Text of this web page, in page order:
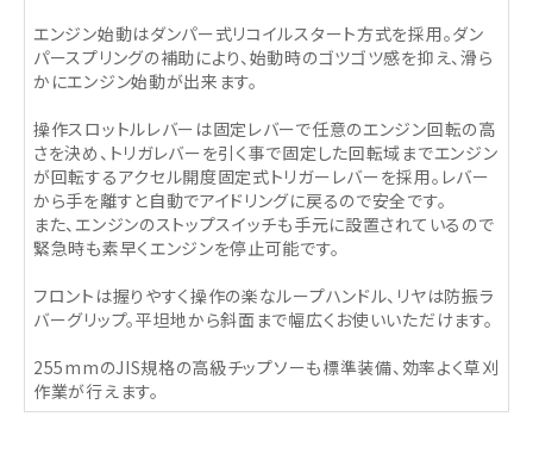
エンジン始動はダンパー式リコイルスタート方式を採用。ダン
パースプリングの補助により、始動時のゴツゴツ感を抑え、滑ら
かにエンジン始動が出来ます。
操作スロットルレバーは固定レバーで任意のエンジン回転の高
さを決め、トリガレバーを引く事で固定した回転域までエンジン
が回転するアクセル開度固定式トリガーレバーを採用。レバー
から手を離すと自動でアイドリングに戻るので安全です。
また、エンジンのストップスイッチも手元に設置されているので
緊急時も素早くエンジンを停止可能です。
フロントは握りやすく操作の楽なループハンドル、リヤは防振ラ
バーグリップ。平坦地から斜面まで幅広くお使いいただけます。
255mmのJIS規格の高級チップソーも標準装備、効率よく草刈
作業が行えます。